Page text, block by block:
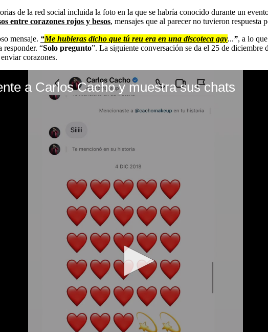
de la red social incluida la foto en la que se habría conocido durante un
entre corazones rojos y besos, mensajes que al parecer no tuvieron respuesta
mensaje. “Me hubieras dicho que tú reu era en una discoteca gay...”, a lo
responder. “Solo pregunto”. La siguiente conversación se da el 25 de
corazones.
a Carlos Cacho y muestra sus chats